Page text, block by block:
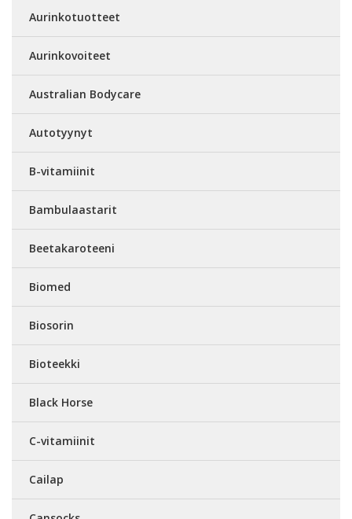
Aurinkotuotteet
Aurinkovoiteet
Australian Bodycare
Autotyynyt
B-vitamiinit
Bambulaastarit
Beetakaroteeni
Biomed
Biosorin
Bioteekki
Black Horse
C-vitamiinit
Cailap